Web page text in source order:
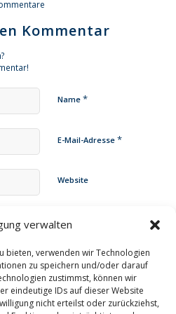
verwalten
bieten, verwenden wir Technologien
zu speichern und/oder darauf
zustimmst, können wir
eindeutige IDs auf dieser Website
nicht erteilst oder zurückziehst,
Kommentar
Name *
E-Mail-Adresse *
Website
Website in diesem Browser für
speichern.